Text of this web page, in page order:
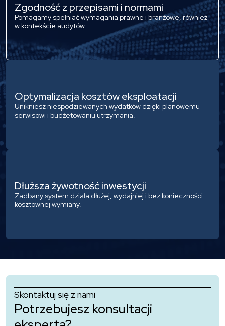
Zgodność z przepisami i normami
Pomagamy spełniać wymagania prawne i branżowe, również
w kontekście audytów.
Optymalizacja kosztów eksploatacji
Unikniesz niespodziewanych wydatków dzięki planowemu
serwisowi i budżetowaniu utrzymania.
Dłuższa żywotność inwestycji
Zadbany system działa dłużej, wydajniej i bez konieczności
kosztownej wymiany.
Skontaktuj się z nami
Potrzebujesz konsultacji